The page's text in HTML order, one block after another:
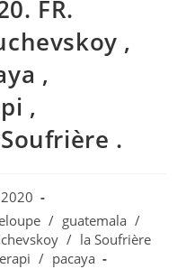
FR.
,
,
,
.
/ guatemala /
/ la Soufrière
/ pacaya